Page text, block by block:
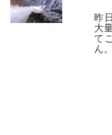
昨
大
て
ん